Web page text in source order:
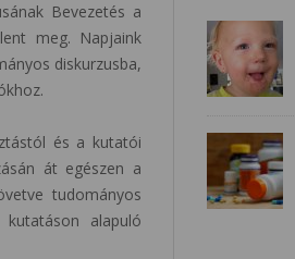
Bevezetés a
meg. Napjaink
diskurzusba,
és a kutatói
át egészen a
tudományos
alapuló